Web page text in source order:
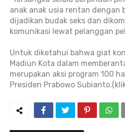
anak anak usia rentan dengan
dijadikan budak seks dan
komunikasi lewat pelanggan
Untuk diketahui bahwa giat
Madiun Kota dalam
merupakan aksi program 100
Presiden Prabowo